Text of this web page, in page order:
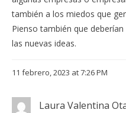
también a los miedos que
Pienso también que
las nuevas ideas.
11 febrero, 2023 at 7:26 PM
Laura Valentina